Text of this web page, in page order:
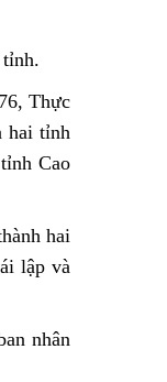
Thực
hai tỉnh
Cao
hai
lập và
nhân